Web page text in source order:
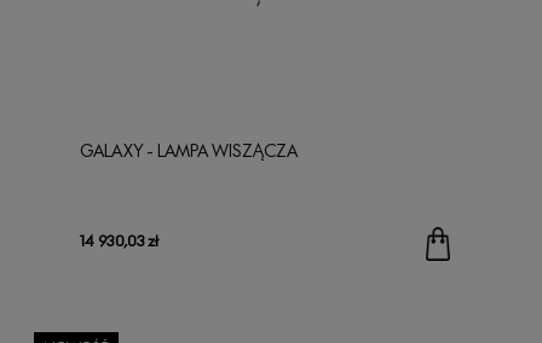
GALAXY - LAMPA WISZĄCZA
14 930,03 zł